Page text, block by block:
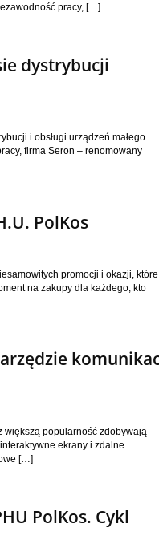
pracy, […]
dystrybucji
i obsługi urządzeń małego
firma Seron – renomowany
PolKos
promocji i okazji, które
na zakupy dla każdego, kto
większą popularność zdobywają
ekrany i zdalne
[…]
PolKos. Cykl